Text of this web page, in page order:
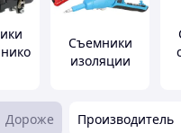
Съемники
изоляции
Дороже Производитель